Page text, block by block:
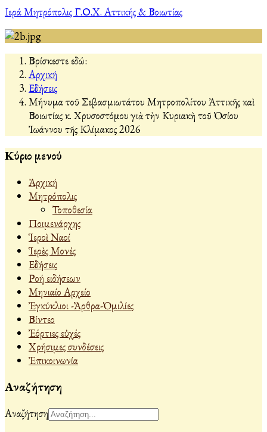
Ιερά Μητρόπολις Γ.Ο.Χ. Αττικής & Βοιωτίας
Βρίσκεστε εδώ:
Αρχική
Εἰδήσεις
Μήνυμα τοῦ Σεβασμιωτάτου Μητροπολίτου Ἀττικῆς καὶ
Βοιωτίας κ. Χρυσοστόμου γιὰ τὴν Κυριακὴ τοῦ Ὁσίου
Ἰωάννου τῆς Κλίμακος 2026
Κύριο μενού
Ἀρχική
Μητρόπολις
Τοποθεσία
Ποιμενάρχης
Ἱεροὶ Ναοί
Ἱερὲς Μονές
Εἰδήσεις
Ροή ειδήσεων
Μηνιαίο Αρχείο
Ἐγκύκλιοι -Ἄρθρα-Ὁμιλίες
Βίντεο
Ἐόρτιες εὐχές
Χρήσιμες συνδέσεις
Ἐπικοινωνία
Αναζήτηση
Αναζήτηση